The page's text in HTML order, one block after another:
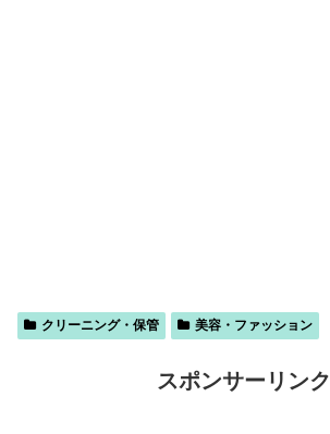
クリーニング・保管 美容・ファッション
スポンサーリンク